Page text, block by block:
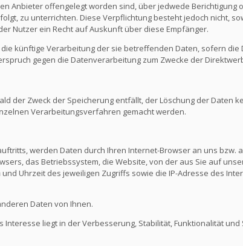
Anbieter offengelegt worden sind, über jedwede Berichtigung
zu unterrichten. Diese Verpflichtung besteht jedoch nicht,
Nutzer ein Recht auf Auskunft über diese Empfänger.
künftige Verarbeitung der sie betreffenden Daten, sofern die
gegen die Datenverarbeitung zum Zwecke der
der Zweck der Speicherung entfällt, der Löschung der Daten
Verarbeitungsverfahren gemacht werden.
werden Daten durch Ihren Internet-Browser an uns bzw.
das Betriebssystem, die Website, von der aus Sie auf
Uhrzeit des jeweiligen Zugriffs sowie die IP-Adresse des
Daten von Ihnen.
Interesse liegt in der Verbesserung, Stabilität, Funktionalität